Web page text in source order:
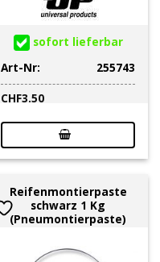
sofort lieferbar
Art-Nr:
255743
CHF3.50
Reifenmontierpaste
schwarz 1 Kg
(Pneumontierpaste)